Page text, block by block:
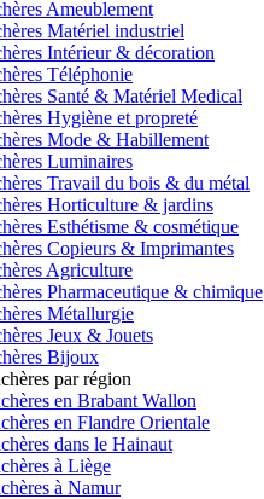
Ameublement
Matériel industriel
Intérieur & décoration
Téléphonie
Santé & Matériel Medical
Hygiène et propreté
Mode & Habillement
Luminaires
Travail du bois & du métal
Horticulture & jardins
Esthétisme & cosmétique
Copieurs & Imprimantes
Agriculture
Pharmaceutique & chimique
Métallurgie
Jeux & Jouets
Bijoux
par région
en Brabant Wallon
en Flandre Orientale
dans le Hainaut
à Liège
à Namur